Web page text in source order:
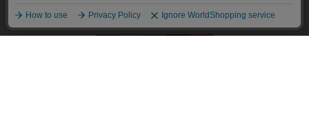
OFFICIAL SNS
同意して閉じる